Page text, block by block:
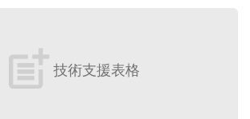
post_add 技術支援表格